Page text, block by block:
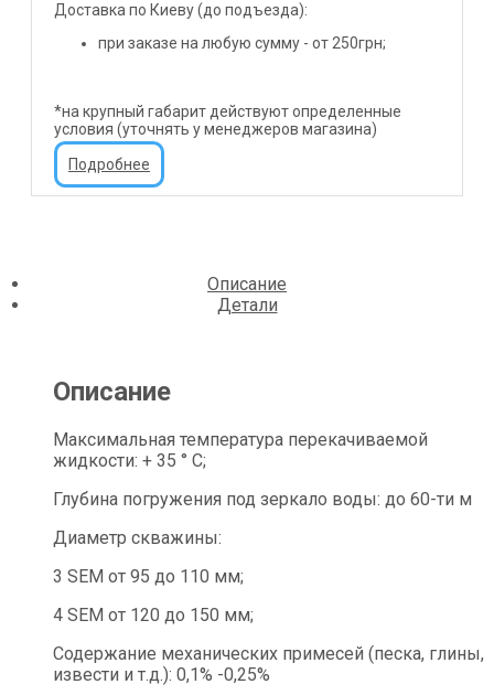
Доставка по Киеву (до подъезда):
при заказе на любую сумму - от 250грн;
*на крупный габарит действуют определенные
условия (уточнять у менеджеров магазина)
Подробнее
Описание
Детали
Описание
Максимальная температура перекачиваемой
жидкости: + 35 ° C;
Глубина погружения под зеркало воды: до 60-ти м
Диаметр скважины:
3 SEM от 95 до 110 мм;
4 SEM от 120 до 150 мм;
Содержание механических примесей (песка, глины,
извести и т.д.): 0,1% -0,25%